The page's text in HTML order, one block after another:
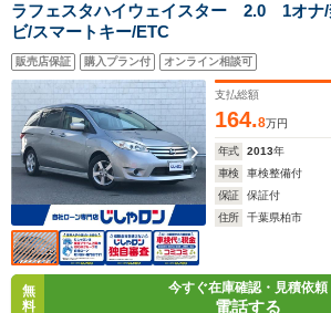
ラフェスタハイウェイスター 2.0 1オナ/
ビ/スマートキー/ETC
販売店保証 購入プラン付 オンライン相談可
支払総額
164.8万円
年式 2013年
車検
車検整備付
保証
保証付
住所
千葉県柏市
無
料
今すぐ在庫確認・見積依頼
電話する